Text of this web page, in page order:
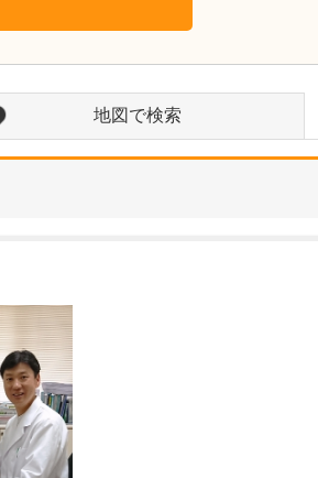
地図で検索
兵庫県神戸市西区
長谷川医院
長谷川 博司院長
ですが「指の先を切っ
た」「顔にブツブツがで
きた」など、さまざまな
主訴の患者さんが来院さ
れま…